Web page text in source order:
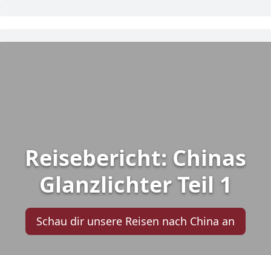
Reisebericht: Chinas
Glanzlichter Teil 1
Schau dir unsere Reisen nach China an